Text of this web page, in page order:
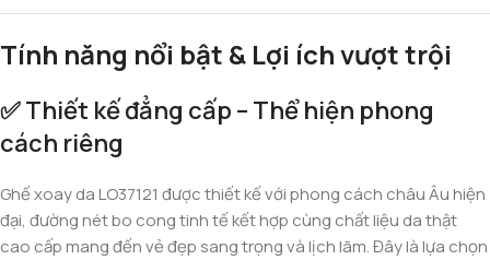
Tính năng nổi bật & Lợi ích vượt trội
✅Thiết kế đẳng cấp – Thể hiện phong
cách riêng
Ghế xoay da LO37121 được thiết kế với phong cách châu Âu hiện
đại, đường nét bo cong tinh tế kết hợp cùng chất liệu da thật
cao cấp mang đến vẻ đẹp sang trọng và lịch lãm. Đây là lựa chọn